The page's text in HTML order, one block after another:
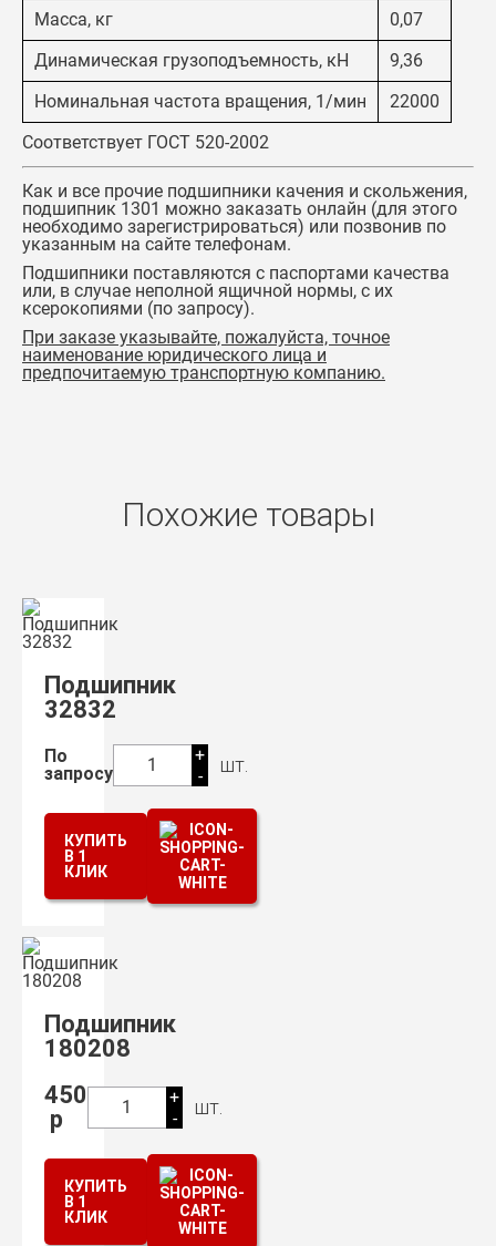
Масса, кг
0,07
Динамическая грузоподъемность, кН
9,36
Номинальная частота вращения, 1/мин
22000
Соответствует ГОСТ 520-2002
Как и все прочие подшипники качения и скольжения,
подшипник 1301 можно заказать онлайн (для этого
необходимо зарегистрироваться) или позвонив по
указанным на сайте телефонам.
Подшипники поставляются с паспортами качества
или, в случае неполной ящичной нормы, с их
ксерокопиями (по запросу).
При заказе указывайте, пожалуйста, точное
наименование юридического лица и
предпочитаемую транспортную компанию.
Похожие товары
Подшипник
32832
По
запросу
1
+
-
шт.
КУПИТЬ
В 1
КЛИК
Подшипник
180208
450
р
1
+
-
шт.
КУПИТЬ
В 1
КЛИК